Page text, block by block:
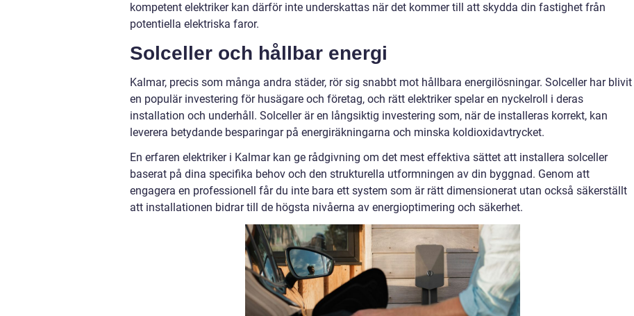
kompetent elektriker kan därför inte underskattas när det kommer till att skydda din fastighet från
potentiella elektriska faror.
Solceller och hållbar energi
Kalmar, precis som många andra städer, rör sig snabbt mot hållbara energilösningar. Solceller har blivit
en populär investering för husägare och företag, och rätt elektriker spelar en nyckelroll i deras
installation och underhåll. Solceller är en långsiktig investering som, när de installeras korrekt, kan
leverera betydande besparingar på energiräkningarna och minska koldioxidavtrycket.
En erfaren elektriker i Kalmar kan ge rådgivning om det mest effektiva sättet att installera solceller
baserat på dina specifika behov och den strukturella utformningen av din byggnad. Genom att
engagera en professionell får du inte bara ett system som är rätt dimensionerat utan också säkerställt
att installationen bidrar till de högsta nivåerna av energioptimering och säkerhet.